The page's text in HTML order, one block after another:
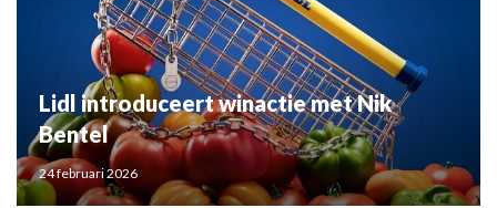
Lidl introduceert winactie met Nik
Bentel
24 februari 2026